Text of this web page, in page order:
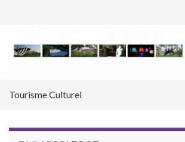
Tourisme Culturel